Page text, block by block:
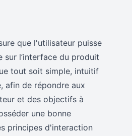
que l'utilisateur puisse
sur l’interface du produit
tout soit simple, intuitif
afin de répondre aux
et des objectifs à
une bonne
principes d'interaction